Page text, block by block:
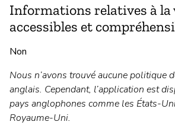
Informations relatives à la
accessibles et
Non
Nous n’avons trouvé aucune politique
anglais. Cependant, l’application est
pays anglophones comme les États-
Royaume-Uni.